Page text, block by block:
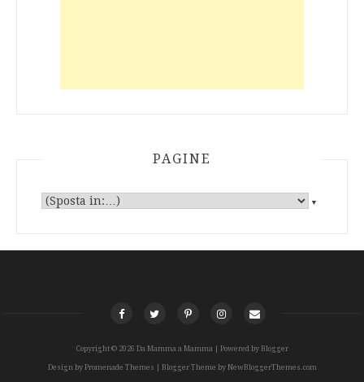
PAGINE
▼
Copyright © 2026 Da Mamma a Mamma | Powered by Blogger
Design by Promenade Themes | Blogger Theme by NewBloggerThemes.com